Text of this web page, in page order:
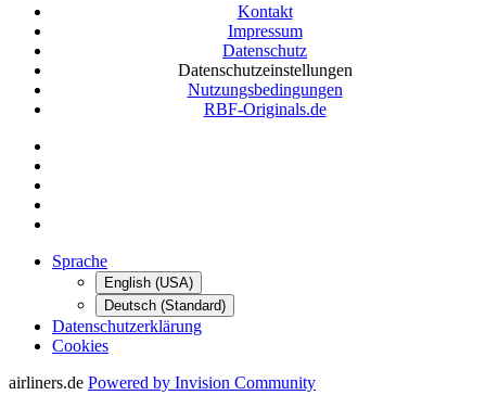
Kontakt
Impressum
Datenschutz
Datenschutzeinstellungen
Nutzungsbedingungen
RBF-Originals.de
Sprache
English (USA)
Deutsch (Standard)
Datenschutzerklärung
Cookies
airliners.de Powered by Invision Community